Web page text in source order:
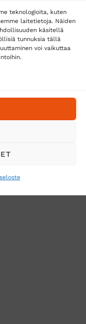
teknologioita, kuten
laitetietoja. Näiden
käsitellä
tunnuksia tällä
voi vaikuttaa